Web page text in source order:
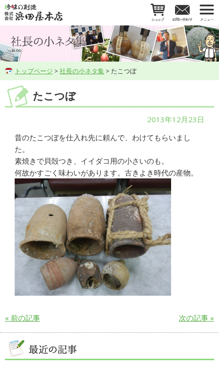
トップページ > 社長の小ネタ集 > たこつぼ
たこつぼ
2013年12月23日
昔のたこつぼを仕入れ先に頼んで、わけてもらいまし
た。
素焼きで貝殻つき、イイダコ用の小さいのも。
何故かすごく味わいがあります。古きよき時代の産物。
« 前の記事 次の記事 »